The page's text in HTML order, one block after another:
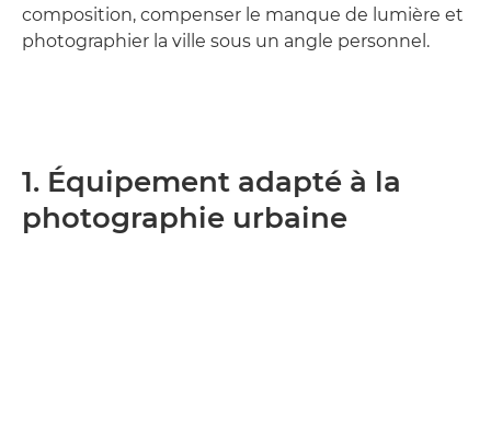
composition, compenser le manque de lumière et
photographier la ville sous un angle personnel.
1. Équipement adapté à la
photographie urbaine